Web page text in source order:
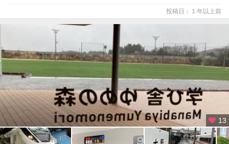
投稿日：１年以上前
13